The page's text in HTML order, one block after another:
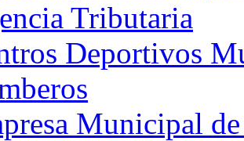
Tributaria
Deportivos
Municipal